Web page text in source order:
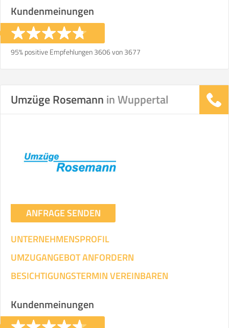
Kundenmeinungen
95% positive Empfehlungen 3606 von 3677
Umzüge Rosemann in Wuppertal
ANFRAGE SENDEN
UNTERNEHMENSPROFIL
UMZUGANGEBOT ANFORDERN
BESICHTIGUNGSTERMIN VEREINBAREN
Kundenmeinungen